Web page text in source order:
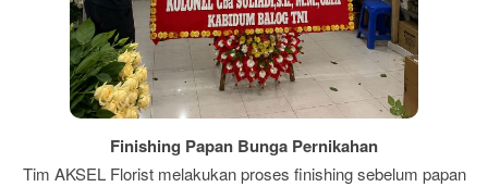
Finishing Papan Bunga Pernikahan
Tim AKSEL Florist melakukan proses finishing sebelum papan